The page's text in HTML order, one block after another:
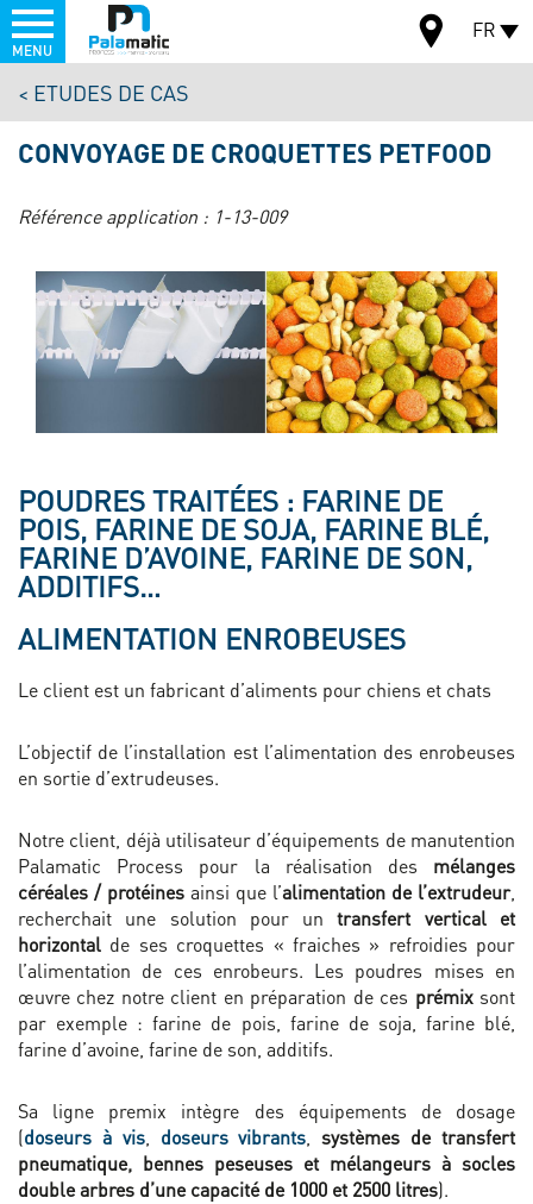
au
contenu
principal
Menu
CARTE
FR
MENU
ETUDES DE CAS
CONVOYAGE DE CROQUETTES PETFOOD
Référence application : 1-13-009
POUDRES TRAITÉES : FARINE DE
POIS, FARINE DE SOJA, FARINE BLÉ,
FARINE D’AVOINE, FARINE DE SON,
ADDITIFS…
ALIMENTATION ENROBEUSES
Le client est un fabricant d’aliments pour chiens et chats
L’objectif de l’installation est l’alimentation des enrobeuses
en sortie d’extrudeuses.
Notre client, déjà utilisateur d’équipements de manutention
Palamatic Process pour la réalisation des mélanges
céréales / protéines ainsi que l’alimentation de l’extrudeur,
recherchait une solution pour untransfert vertical et
horizontal de ses croquettes « fraiches » refroidies pour
l’alimentation de ces enrobeurs. Les poudres mises en
œuvre chez notre client en préparation de ces prémixsont
par exemple : farine de pois, farine de soja, farine blé,
farine d’avoine, farine de son, additifs.
Sa ligne premix intègre des équipements de dosage
(doseurs à vis, doseurs vibrants ,systèmes de transfert
pneumatique, bennes peseuses et mélangeurs à socles
double arbres d’une capacité de 1000 et 2500 litres).